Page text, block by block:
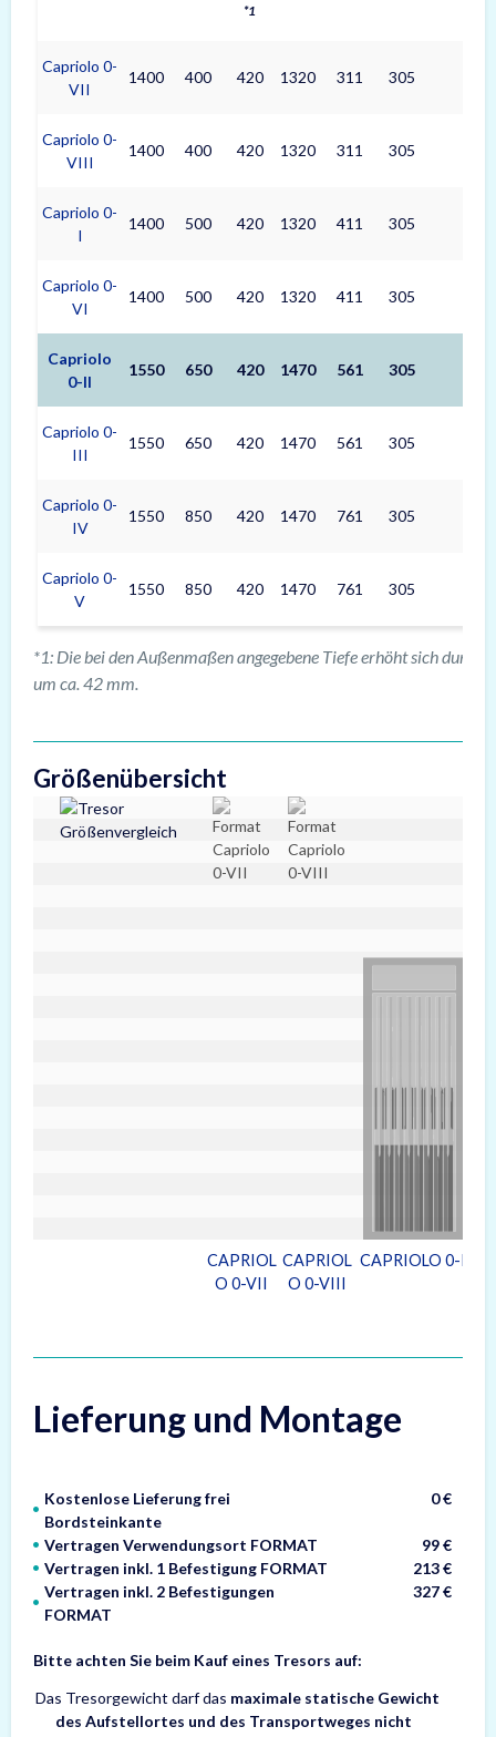
*1
Capriolo 0-
VII
1400 400 420 1320 311 305
Capriolo 0-
VIII
1400 400 420 1320 311 305
Capriolo 0-
I
1400 500 420 1320 411 305
Capriolo 0-
VI
1400 500 420 1320 411 305
Capriolo
0-II
1550 650 420 1470 561 305
Capriolo 0-
III
1550 650 420 1470 561 305
Capriolo 0-
IV
1550 850 420 1470 761 305
Capriolo 0-
V
1550 850 420 1470 761 305
*1: Die bei den Außenmaßen angegebene Tiefe erhöht sich
um ca. 42 mm.
Größenübersicht
CAPRIOL
O 0-VII
CAPRIOL
O 0-VIII
CAPRIOLO 0-I
Lieferung und Montage
Kostenlose Lieferung frei
Bordsteinkante
0 €
Vertragen Verwendungsort FORMAT
99 €
Vertragen inkl. 1 Befestigung FORMAT
213 €
Vertragen inkl. 2 Befestigungen
FORMAT
327 €
Bitte achten Sie beim Kauf eines Tresors auf:
Das Tresorgewicht darf das maximale statische Gewicht
des Aufstellortes und des Transportweges nicht